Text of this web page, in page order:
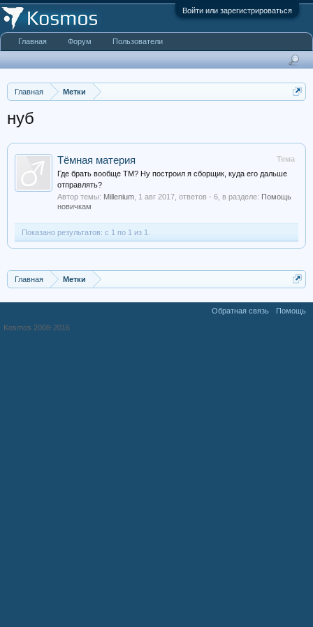
Войти или зарегистрироваться
Главная Метки
нуб
Тема
Тёмная материя
Где брать вообще ТМ? Ну построил я сборщик, куда его дальше
отправлять?
Автор темы: Millenium 1 авг 2017 , ответов - 6, в разделе: Помощь
новичкам
Показано результатов: с 1 по 1 из 1.
Главная Метки
Главная Форум Пользователи
Обратная связь
Помощь
Kosmos 2008-2016